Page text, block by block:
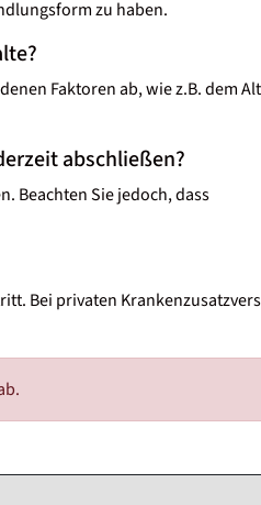
zu haben.
Faktoren ab, wie z.B. dem
abschließen?
Beachten Sie jedoch, dass
Bei privaten